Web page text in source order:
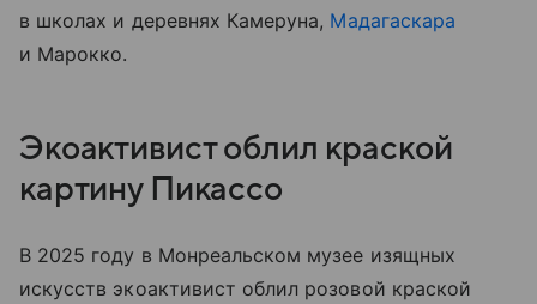
в школах и деревнях Камеруна, Мадагаскара
и Марокко.
Экоактивист облил краской
картину Пикассо
В 2025 году в Монреальском музее изящных
искусств экоактивист облил розовой краской